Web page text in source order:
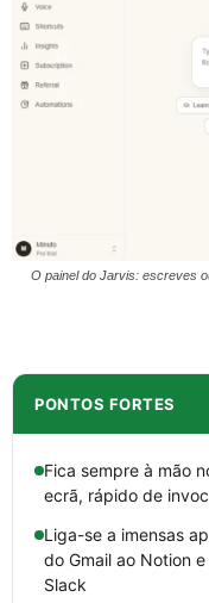
O painel do Jarvis: escreves
PONTOS FORTES
Fica sempre à mão
ecrã, rápido de
Liga-se a imensas
do Gmail ao Notion e
Slack